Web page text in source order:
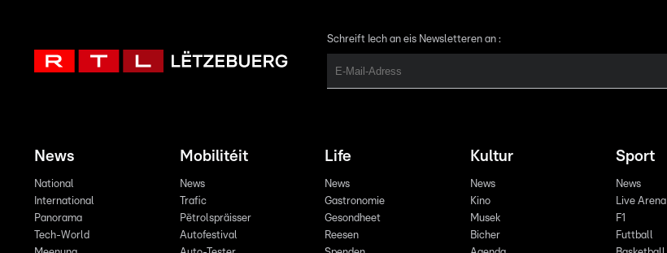
Schreift Iech an eis Newsletteren an :
News
National
International
Panorama
Tech-World
Mobilitéit
News
Trafic
Pëtrolspräisser
Autofestival
Life
News
Gastronomie
Gesondheet
Reesen
Kultur
News
Kino
Musek
Bicher
Sport
News
Live Arena
F1
Futtball